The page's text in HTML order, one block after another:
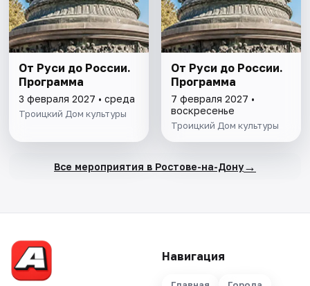
От Руси до России.
Программа
3 февраля 2027 • среда
Троицкий Дом культуры
От Руси до России.
Программа
7 февраля 2027 •
воскресенье
Троицкий Дом культуры
Все мероприятия в Ростове-на-Дону→
Навигация